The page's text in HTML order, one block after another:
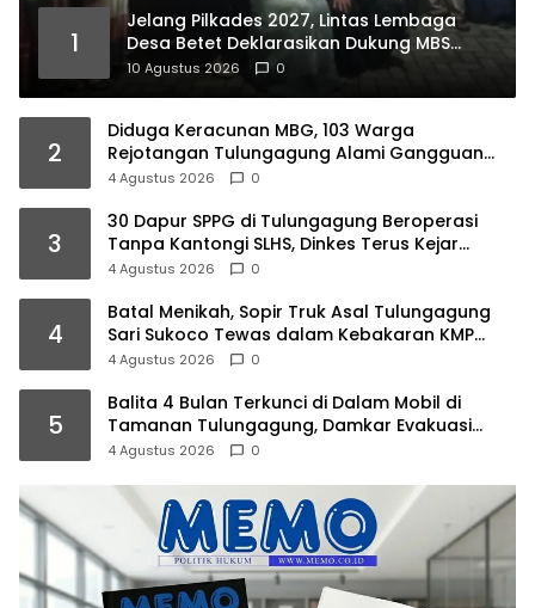
1
Jelang Pilkades 2027, Lintas Lembaga
Desa Betet Deklarasikan Dukung MBS
100%, Ini Faktanya…
10 Agustus 2026 0
2
Diduga Keracunan MBG, 103 Warga
Rejotangan Tulungagung Alami Gangguan
Pencernaan
4 Agustus 2026 0
3
30 Dapur SPPG di Tulungagung Beroperasi
Tanpa Kantongi SLHS, Dinkes Terus Kejar
Percepatan Izin
4 Agustus 2026 0
4
Batal Menikah, Sopir Truk Asal Tulungagung
Sari Sukoco Tewas dalam Kebakaran KMP
Mutiara 2
4 Agustus 2026 0
5
Balita 4 Bulan Terkunci di Dalam Mobil di
Tamanan Tulungagung, Damkar Evakuasi
dalam 10 Menit
4 Agustus 2026 0